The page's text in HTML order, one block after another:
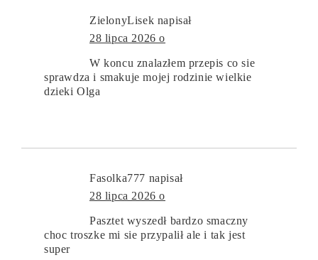
ZielonyLisek napisał
28 lipca 2026 o
W koncu znalazłem przepis co sie
sprawdza i smakuje mojej rodzinie wielkie
dzieki Olga
Fasolka777 napisał
28 lipca 2026 o
Pasztet wyszedł bardzo smaczny
choc troszke mi sie przypalił ale i tak jest
super